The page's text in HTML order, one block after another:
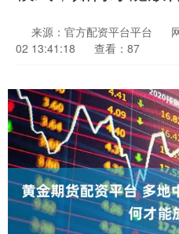
来源：官方配资平台平台
02 13:41:18
查看：87